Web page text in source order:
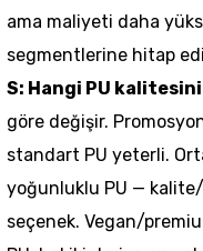
ama maliyeti daha
segmentlerine hitap
S: Hangi PU
göre değişir.
standart PU yeterli.
yoğunluklu PU —
seçenek. Vegan/